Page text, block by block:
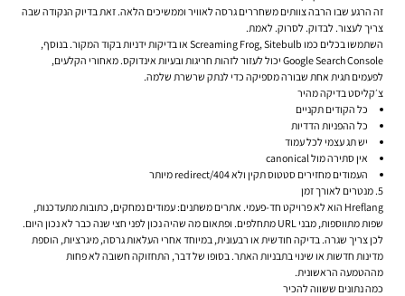
זה הרגע שבו הרבה צוותים משחררים גרסה לאוויר וממשיכים הלאה. זאת בדיוק הנקודה שבה
צריך לעצור. לבדוק. לסרוק. לאמת.
השתמשו בכלים כמו Screaming Frog, Sitebulb או בדיקות ידניות בקוד המקור. בנוסף,
Google Search Console יכול לעזור לזהות חריגות ובעיות אינדוקס. מאחורי הקלעים,
לפעמים תגית אחת שבורה מספיקה כדי לנתק שרשרת שלמה.
צ׳קליסט בדיקה מהיר
כל הקודים תקניים
כל ההפניות הדדיות
יש תג עצמי לכל עמוד
אין סתירה מול canonical
העמודים מחזירים סטטוס תקין ולא 404/redirect מיותר
5. מנטרים לאורך זמן
Hreflang הוא לא פרויקט חד-פעמי. אתרים משתנים: עמודים נמחקים, כתובות מתעדכנות,
שפות מתווספות, מבני URL מתחלפים. ופתאום מה שהיה נכון לפני חצי שנה כבר לא נכון היום.
לכן צריך שגרה. בדיקה חודשית או רבעונית, במיוחד אחרי העלאות גרסה, מיגרציות, הוספת
מדינות חדשות או שינוי בתבניות האתר. בסופו של דבר, התחזוקה חשובה לא פחות
מההטמעה הראשונית.
כמה נתונים ששווה להכיר